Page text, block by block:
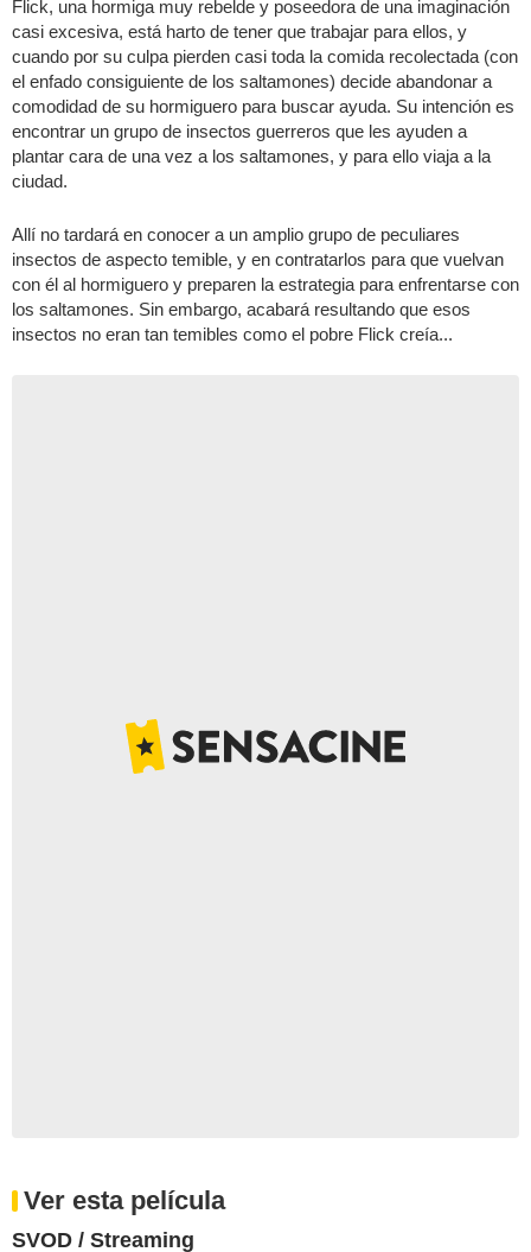
Flick, una hormiga muy rebelde y poseedora de una imaginación
casi excesiva, está harto de tener que trabajar para ellos, y
cuando por su culpa pierden casi toda la comida recolectada (con
el enfado consiguiente de los saltamones) decide abandonar a
comodidad de su hormiguero para buscar ayuda. Su intención es
encontrar un grupo de insectos guerreros que les ayuden a
plantar cara de una vez a los saltamones, y para ello viaja a la
ciudad.
Allí no tardará en conocer a un amplio grupo de peculiares
insectos de aspecto temible, y en contratarlos para que vuelvan
con él al hormiguero y preparen la estrategia para enfrentarse con
los saltamones. Sin embargo, acabará resultando que esos
insectos no eran tan temibles como el pobre Flick creía...
Ver esta película
SVOD / Streaming